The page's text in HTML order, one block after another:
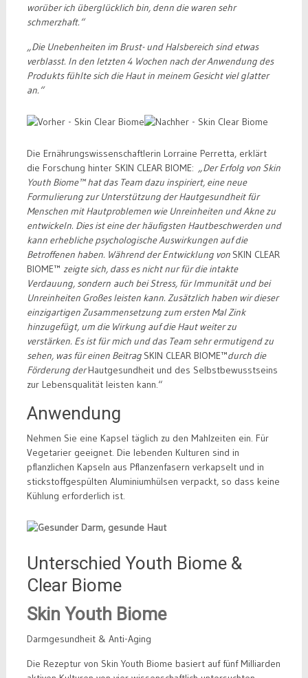
worüber ich überglücklich bin, denn die waren sehr
schmerzhaft.“
„Die Unebenheiten im Brust- und Halsbereich sind etwas
verblasst. In den letzten 4 Wochen nach der Anwendung des
Produkts fühlte sich die Haut in meinem Gesicht viel glatter
an.“
Die Ernährungswissenschaftlerin Lorraine Perretta, erklärt
die Forschung hinter SKIN CLEAR BIOME: „Der Erfolg von Skin
Youth Biome™ hat das Team dazu inspiriert, eine neue
Formulierung zur Unterstützung der Hautgesundheit für
Menschen mit Hautproblemen wie Unreinheiten und Akne zu
entwickeln. Dies ist eine der häufigsten Hautbeschwerden und
kann erhebliche psychologische Auswirkungen auf die
Betroffenen haben. Während der Entwicklung von SKIN CLEAR
BIOME™ zeigte sich, dass es nicht nur für die intakte
Verdauung, sondern auch bei Stress, für Immunität und bei
Unreinheiten Großes leisten kann. Zusätzlich haben wir dieser
einzigartigen Zusammensetzung zum ersten Mal Zink
hinzugefügt, um die Wirkung auf die Haut weiter zu
verstärken. Es ist für mich und das Team sehr ermutigend zu
sehen, was für einen Beitrag SKIN CLEAR BIOME™durch die
Förderung derHautgesundheit und des Selbstbewusstseins
zur Lebensqualität leisten kann.“
Anwendung
Nehmen Sie eine Kapsel täglich zu den Mahlzeiten ein. Für
Vegetarier geeignet. Die lebenden Kulturen sind in
pflanzlichen Kapseln aus Pflanzenfasern verkapselt und in
stickstoffgespülten Aluminiumhülsen verpackt, so dass keine
Kühlung erforderlich ist.
Unterschied Youth Biome &
Clear Biome
Skin Youth Biome
Darmgesundheit & Anti-Aging
Die Rezeptur von Skin Youth Biome basiert auf fünf Milliarden